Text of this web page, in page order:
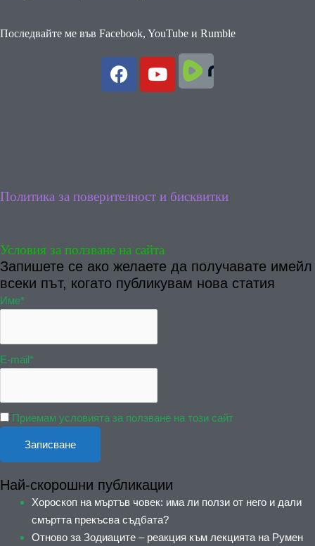
Последвайте ме във Facebook, YouTube и Rumble
Политика за поверителност и бисквитки
Условия за ползване на сайта
Запишете се ако желаете да получавате имейл
всеки път, когато публикувам нова статия
Име*
E-mail*
Приемам условията за ползване на този сайт
Най-скорошни публикации
Хороскоп на мъртъв човек: има ли ползи от него и дали
смъртта прекъсва съдбата?
Отново за Зодиаците – реакция към лекцията на Румен